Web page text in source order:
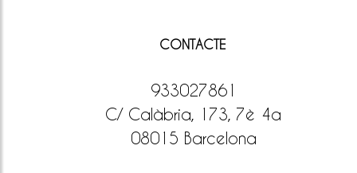
CONTACTE
933027861
C/ Calàbria, 173, 7è 4a
08015 Barcelona